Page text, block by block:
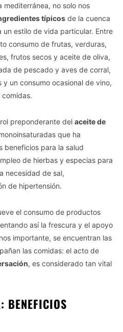
mediterránea, no solo nos
típicos de la cuenca
un estilo de vida particular. Entre
consumo de frutas, verduras,
frutos secos y aceite de oliva,
de pescado y aves de corral,
un consumo ocasional de vino,
preponderante del aceite de
que ha
beneficios para la salud
de hierbas y especias para
necesidad de sal,
de hipertensión.
el consumo de productos
así la frescura y el apoyo
importante, se encuentran las
las comidas: el acto de
, es considerado tan vital
BENEFICIOS